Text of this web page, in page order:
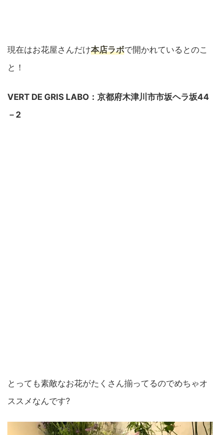
現在はお花屋さんだけ本店ラボで開かれているとのこ
と！
VERT DE GRIS LABO：京都府木津川市市坂ヘラ坂44
－2
とっても素敵なお花がたくさん揃ってるのでめちゃオ
ススメなんです?